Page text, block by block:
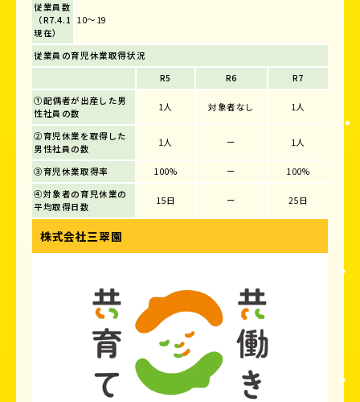
従業員数
（R7.4.1
現在）
10～19
従業員の育児休業取得状況
R5
R6
R7
①配偶者が出産した男
性社員の数
1人 対象者なし 1人
②育児休業を取得した
男性社員の数
1人 ー 1人
③育児休業取得率 100% ー
100%
④対象者の育児休業の
平均取得日数
15日 ー 25日
株式会社三翠園